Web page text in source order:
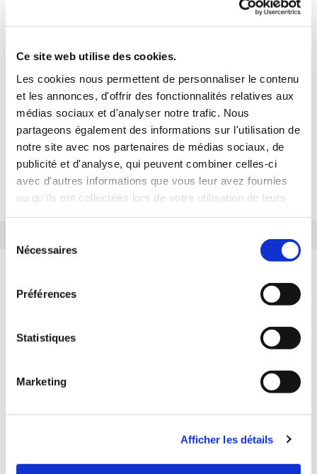
Ce site web utilise des cookies.
Les cookies nous permettent de personnaliser le contenu
et les annonces, d'offrir des fonctionnalités relatives aux
médias sociaux et d'analyser notre trafic. Nous
partageons également des informations sur l'utilisation de
notre site avec nos partenaires de médias sociaux, de
publicité et d'analyse, qui peuvent combiner celles-ci
avec d'autres informations que vous leur avez fournies
ou qu'ils ont collectées lors de votre utilisation de leurs
Nécessaires
Préférences
Statistiques
Marketing
Afficher les détails
accessoires de sonorisation indispensables
d'adaptateurs RCA ou XLR, et de cordons.
Découvrez également notre sélection de flight
cases, de pieds de micro et de structures pour
vos instruments de musique, toujours avec le
meilleur rapport qualité-prix !